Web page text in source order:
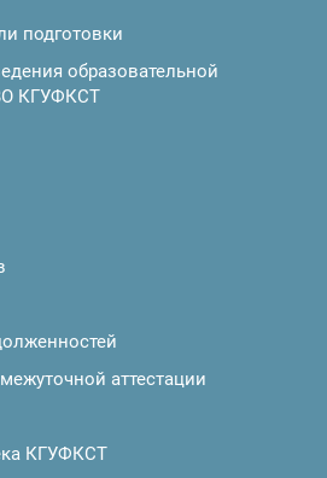
подготовки
образовательной
КГУФКСТ
аттестации
КГУФКСТ